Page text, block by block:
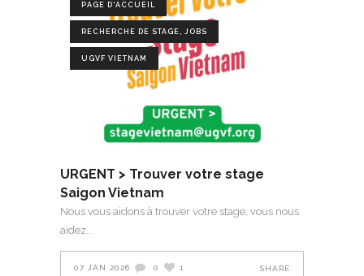
PAGE D'ACCUEIL
RECHERCHE DE STAGE, JOBS
UGVF VIETNAM
URGENT > Trouver votre stage
Saigon Vietnam
Nous vous aidons à trouver votre stage, vous nous
aidez
07 JAN 2026 0 1 SHARE